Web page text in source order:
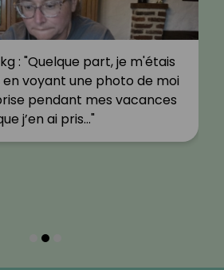
: "Quelque part, je m'étais
en voyant une photo de moi
pendant mes vacances
j’en ai pris…"